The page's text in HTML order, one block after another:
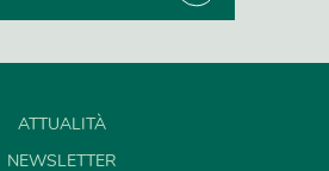
ATTUALITÀ
NEWSLETTER